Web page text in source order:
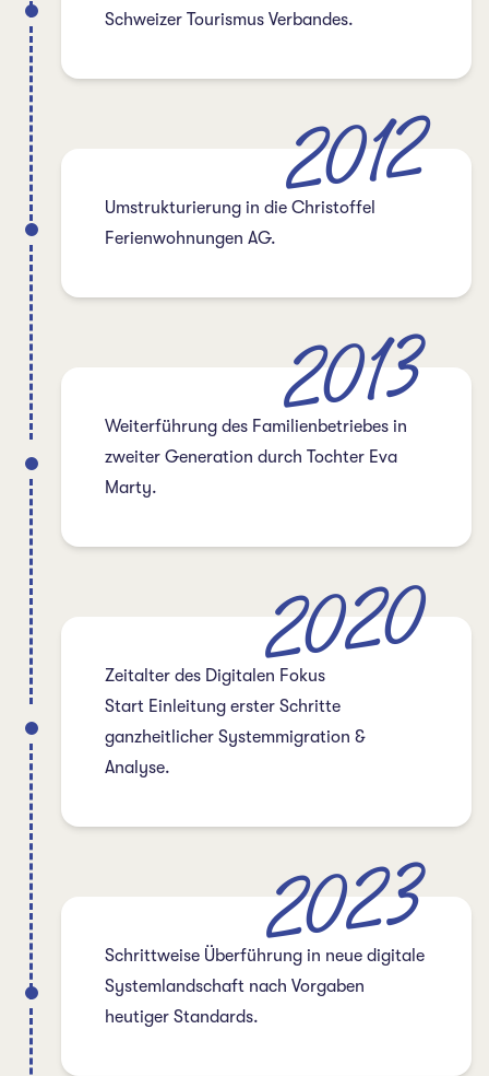
Schweizer Tourismus Verbandes.
2012
Umstrukturierung in die Christoffel
Ferienwohnungen AG.
2013
Weiterführung des Familienbetriebes in
zweiter Generation durch Tochter Eva
Marty.
2020
Zeitalter des Digitalen Fokus
Start Einleitung erster Schritte
ganzheitlicher Systemmigration &
Analyse.
2023
Schrittweise Überführung in neue digitale
Systemlandschaft nach Vorgaben
heutiger Standards.